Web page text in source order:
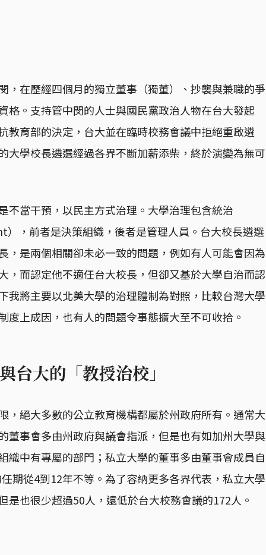
，在歷經四個月的獨立董事（獨董）、抄襲與兼職的爭
格。支持管中閔的人士與國民黨政治人物在台大發起
教育部的決定，台大並在臨時校務會議中拒絕重啟遴
大學校長遴選經過各界不斷加薪添柴，終於演變為無可
不當干預，以民主方式治理。大學治理包含統治
，前者是決策組織，後者是管理人員。台大校長遴選
，是兩個相關卻未必一致的問題，例如有人可能會因為
，而認定他不適任台大校長，但卻又基於大學自治而認
我將主要以北美大學的治理體制為對照，比較台灣大學
度上成因，也有人的問題令事態擴大至不可收拾。
台大的「教授治校」
，絕大多數的公立教育機構都屬於州政府所有。通常大
董事會多由州政府與議會指派，但是也有如加州大學與
織中有專屬的部門；私立大學的董事多由董事會成員自
期從4到12年不等。為了容納更多各界代表，私立大學
是也很少超過50人，遠低於台大校務會議的172人。